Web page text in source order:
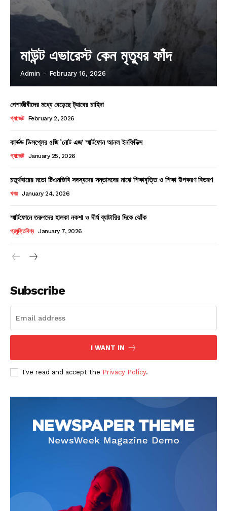
Company
About
Subscription Plans
My account
মাউন্ট এভারেস্ট কেন মৃত্যুর ফাঁদ
Admin - February 16, 2026
পেশাজীবীদের মধ্যে বেড়েছে ট্যাবের চাহিদা
গ্যাজেট February 2, 2026
কার্ভড ডিসপ্লের ৫জি ‘নোট এজ’ স্মার্টফোন আনল ইনফিনিক্স
গ্যাজেট January 25, 2026
চতুর্থবারের মতো টিএমজিবি সদস্যদের সন্তানদের মাঝে শিক্ষাবৃত্তি ও শিক্ষা উপকরণ বিতরণ
খবর January 24, 2026
স্মার্টফোনে তরুণদের হালকা নকশা ও দীর্ঘ ব্যাটারির দিকে ঝোঁক
প্রযুক্তিবিশ্ব January 7, 2026
Subscribe
I WANT IN
I've read and accept the Privacy Policy.